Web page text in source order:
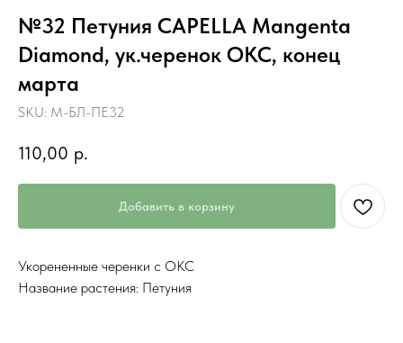
№32 Петуния CAPELLA Mangenta
Diamond, ук.черенок ОКС, конец
марта
SKU: М-БЛ-ПЕ32
110,00 р.
Добавить в корзину
Укорененные черенки с ОКС
Название растения: Петуния